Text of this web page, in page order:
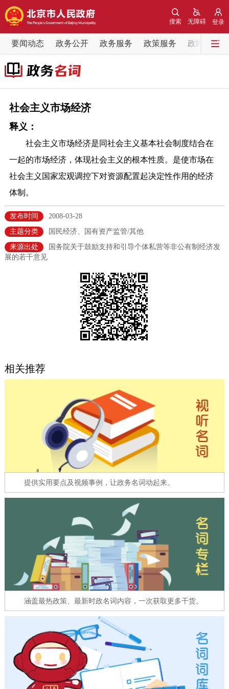
登录
无障碍
搜索
要闻动态 政务公开 政务服务 政策服务 政民互动
要闻动态
党中央精神
各区热点
政务公开
市领导 机构职能 政策服务
政策兑现
决策公开 专题公开
法人服务
利企服务
政民互动
12345网上接诉即办 我要咨询 我要建议
参与调查 在线访谈 图说互动
图说北京 视频北京
ENGLISH 한국어 日本語
DEUTSCH FRANÇAIS РУССКИЙ ЯЗЫК
ESPAÑOL العربية PORTUGUÊS
ITALIANO
社会主义市场经济
释义：
社会主义市场经济是同社会主义基本社会制度结合在
一起的市场经济，体现社会主义的根本性质。是使市场在
社会主义国家宏观调控下对资源配置起决定性作用的经济
体制。
发布时间
2008-03-28
主题分类
国民经济、国有资产监管/其他
来源出处
国务院关于鼓励支持和引导个体私营等非公有制经济发
展的若干意见
相关推荐
提供实用要点及视频事例，让政务名词动起来。
涵盖最热政策、最新时政名词内容，一次获取更多干货。